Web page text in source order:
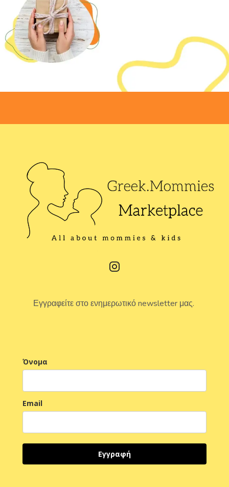
Εγγραφείτε στο ενημερωτικό newsletter μας.
Όνομα
Email
Εγγραφή